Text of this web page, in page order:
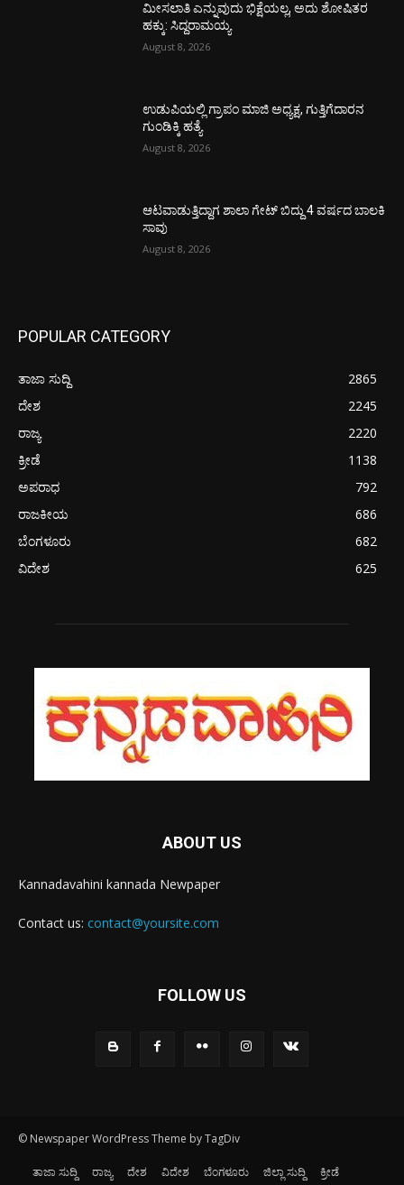
ಮೀಸಲಾತಿ ಎನ್ನುವುದು ಭಿಕ್ಷೆಯಲ್ಲ, ಅದು ಶೋಷಿತರ
ಹಕ್ಕು: ಸಿದ್ದರಾಮಯ್ಯ
August 8, 2026
ಉಡುಪಿಯಲ್ಲಿ ಗ್ರಾಪಂ ಮಾಜಿ ಅಧ್ಯಕ್ಷ, ಗುತ್ತಿಗೆದಾರನ
ಗುಂಡಿಕ್ಕಿ ಹತ್ಯೆ
August 8, 2026
ಆಟವಾಡುತ್ತಿದ್ದಾಗ ಶಾಲಾ ಗೇಟ್‌ ಬಿದ್ದು 4 ವರ್ಷದ ಬಾಲಕಿ
ಸಾವು
August 8, 2026
POPULAR CATEGORY
ತಾಜಾ ಸುದ್ದಿ
2865
ದೇಶ
2245
ರಾಜ್ಯ
2220
ಕ್ರೀಡೆ
1138
ಅಪರಾಧ
792
ರಾಜಕೀಯ
686
ಬೆಂಗಳೂರು
682
ವಿದೇಶ
625
ABOUT US
Kannadavahini kannada Newpaper
Contact us: contact@yoursite.com
FOLLOW US
© Newspaper WordPress Theme by TagDiv
ತಾಜಾ ಸುದ್ದಿ ರಾಜ್ಯ ದೇಶ ವಿದೇಶ ಬೆಂಗಳೂರು ಜಿಲ್ಲಾ ಸುದ್ದಿ
ಕ್ರೀಡೆ